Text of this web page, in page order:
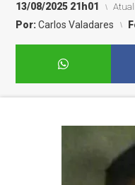
13/08/2025 21h01
Por:Carlos Valadares